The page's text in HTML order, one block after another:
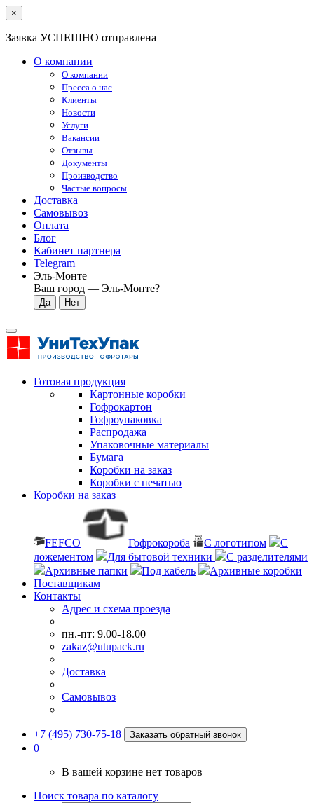
×
Заявка УСПЕШНО отправлена
О компании
О компании
Пресса о нас
Клиенты
Новости
Услуги
Вакансии
Отзывы
Документы
Производство
Частые вопросы
Доставка
Самовывоз
Оплата
Блог
Кабинет партнера
Telegram
Эль-Монте
Ваш город — Эль-Монте?
Готовая продукция
Картонные коробки
Гофрокартон
Гофроупаковка
Распродажа
Упаковочные материалы
Бумага
Коробки на заказ
Коробки с печатью
Коробки на заказ
FEFCO Гофрокороба С логотипом
С
ложементом
Для бытовой техники
С разделителями
Архивные папки
Под кабель
Архивные коробки
Поставщикам
Контакты
Адрес и схема проезда
пн.-пт: 9.00-18.00
zakaz@utupack.ru
Доставка
Самовывоз
+7 (495) 730-75-18 Заказать обратный звонок
0
В вашей корзине нет товаров
Поиск товара по каталогу